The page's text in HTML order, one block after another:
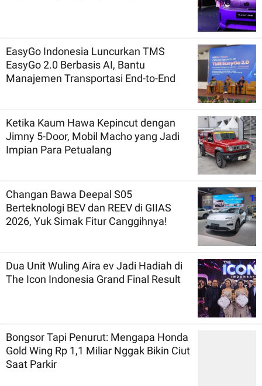
EasyGo Indonesia Luncurkan TMS
EasyGo 2.0 Berbasis AI, Bantu
Manajemen Transportasi End-to-End
Ketika Kaum Hawa Kepincut dengan
Jimny 5-Door, Mobil Macho yang Jadi
Impian Para Petualang
Changan Bawa Deepal S05
Berteknologi BEV dan REEV di GIIAS
2026, Yuk Simak Fitur Canggihnya!
Dua Unit Wuling Aira ev Jadi Hadiah di
The Icon Indonesia Grand Final Result
Bongsor Tapi Penurut: Mengapa Honda
Gold Wing Rp 1,1 Miliar Nggak Bikin Ciut
Saat Parkir